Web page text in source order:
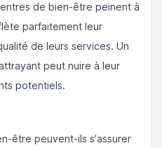
de bien-être peinent à
parfaitement leur
de leurs services. Un
peut nuire à leur
potentiels.
être peuvent-ils s'assurer